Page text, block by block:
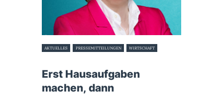
AKTUELLES PRESSEMITTEILUNGEN WIRTSCHAFT
Erst Hausaufgaben
machen, dann